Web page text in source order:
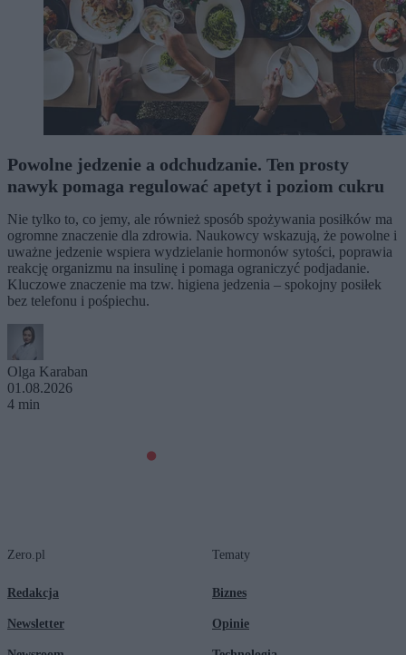
Powolne jedzenie a odchudzanie. Ten prosty
nawyk pomaga regulować apetyt i poziom cukru
Nie tylko to, co jemy, ale również sposób spożywania posiłków ma
ogromne znaczenie dla zdrowia. Naukowcy wskazują, że powolne i
uważne jedzenie wspiera wydzielanie hormonów sytości, poprawia
reakcję organizmu na insulinę i pomaga ograniczyć podjadanie.
Kluczowe znaczenie ma tzw. higiena jedzenia – spokojny posiłek
bez telefonu i pośpiechu.
Olga Karaban
01.08.2026
4 min
Zero.pl
Redakcja
Newsletter
Tematy
Biznes
Opinie